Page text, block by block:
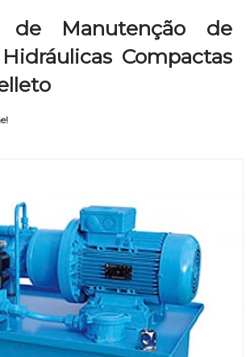
de Manutenção de
Compactas